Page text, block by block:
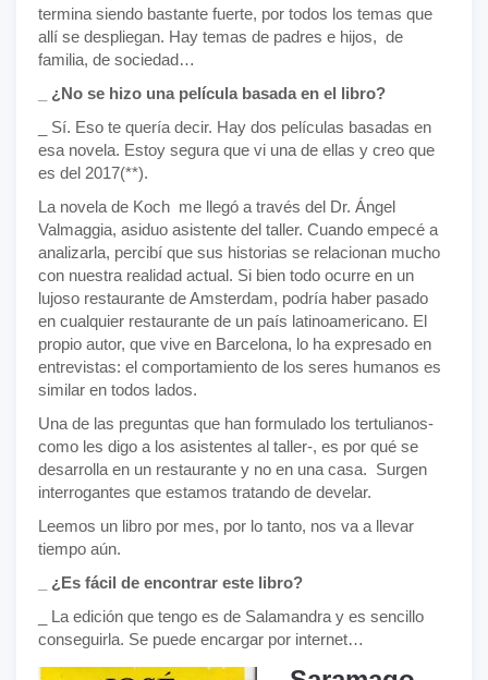
termina siendo bastante fuerte, por todos los temas que
allí se despliegan. Hay temas de padres e hijos, de
familia, de sociedad…
_ ¿No se hizo una película basada en el libro?
_ Sí. Eso te quería decir. Hay dos películas basadas en
esa novela. Estoy segura que vi una de ellas y creo que
es del 2017(**).
La novela de Koch me llegó a través del Dr. Ángel
Valmaggia, asiduo asistente del taller. Cuando empecé a
analizarla, percibí que sus historias se relacionan mucho
con nuestra realidad actual. Si bien todo ocurre en un
lujoso restaurante de Amsterdam, podría haber pasado
en cualquier restaurante de un país latinoamericano. El
propio autor, que vive en Barcelona, lo ha expresado en
entrevistas: el comportamiento de los seres humanos es
similar en todos lados.
Una de las preguntas que han formulado los tertulianos-
como les digo a los asistentes al taller-, es por qué se
desarrolla en un restaurante y no en una casa. Surgen
interrogantes que estamos tratando de develar.
Leemos un libro por mes, por lo tanto, nos va a llevar
tiempo aún.
_ ¿Es fácil de encontrar este libro?
_ La edición que tengo es de Salamandra y es sencillo
conseguirla. Se puede encargar por internet…